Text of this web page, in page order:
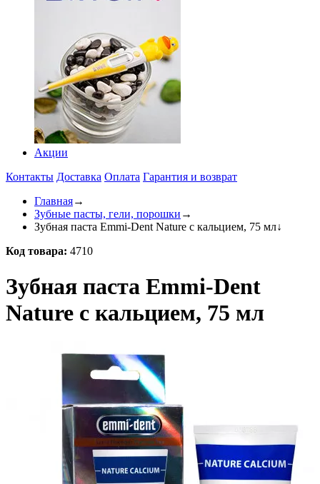
Акции
Контакты Доставка Оплата Гарантия и возврат
Главная→
Зубные пасты, гели, порошки →
Зубная паста Emmi-Dent Nature c кальцием, 75 мл↓
Код товара: 4710
Зубная паста Emmi-Dent
Nature c кальцием, 75 мл